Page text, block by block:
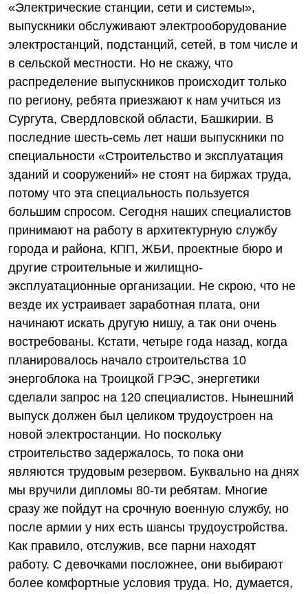
«Электрические станции, сети и системы»,
выпускники обслуживают электрооборудование
электростанций, подстанций, сетей, в том числе и
в сельской местности. Но не скажу, что
распределение выпускников происходит только
по региону, ребята приезжают к нам учиться из
Сургута, Свердловской области, Башкирии. В
последние шесть-семь лет наши выпускники по
специальности «Строительство и эксплуатация
зданий и сооружений» не стоят на биржах труда,
потому что эта специальность пользуется
большим спросом. Сегодня наших специалистов
принимают на работу в архитектурную службу
города и района, КПП, ЖБИ, проектные бюро и
другие строительные и жилищно-
эксплуатационные организации. Не скрою, что не
везде их устраивает заработная плата, они
начинают искать другую нишу, а так они очень
востребованы. Кстати, четыре года назад, когда
планировалось начало строительства 10
энергоблока на Троицкой ГРЭС, энергетики
сделали запрос на 120 специалистов. Нынешний
выпуск должен был целиком трудоустроен на
новой электростанции. Но поскольку
строительство задержалось, то пока они
являются трудовым резервом. Буквально на днях
мы вручили дипломы 80-ти ребятам. Многие
сразу же пойдут на срочную военную службу, но
после армии у них есть шансы трудоустройства.
Как правило, отслужив, все парни находят
работу. С девочками посложнее, они выбирают
более комфортные условия труда. Но, думается,